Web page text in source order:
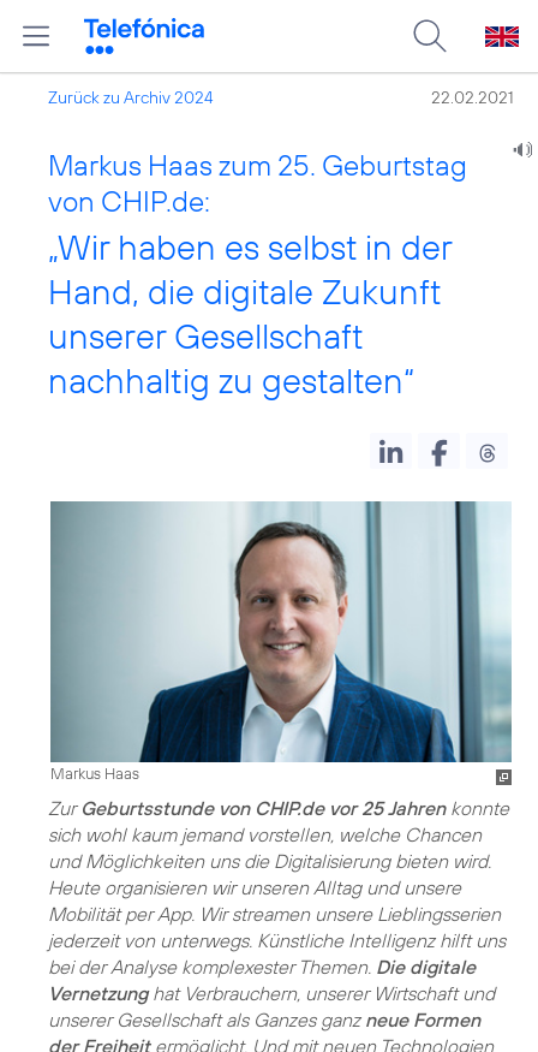
Zurück zu Archiv 2024 22.02.2021
Markus Haas zum 25. Geburtstag
von CHIP.de:
„Wir haben es selbst in der
Hand, die digitale Zukunft
unserer Gesellschaft
nachhaltig zu gestalten“
Markus Haas
Zur Geburtsstunde von CHIP.de vor 25 Jahrenkonnte
sich wohl kaum jemand vorstellen, welche Chancen
und Möglichkeiten uns die Digitalisierung bieten wird.
Heute organisieren wir unseren Alltag und unsere
Mobilität per App. Wir streamen unsere Lieblingsserien
jederzeit von unterwegs. Künstliche Intelligenz hilft uns
bei der Analyse komplexester Themen. Die digitale
Vernetzunghat Verbrauchern, unserer Wirtschaft und
unserer Gesellschaft als Ganzes ganz neue Formen
der Freiheitermöglicht. Und mit neuen Technologien